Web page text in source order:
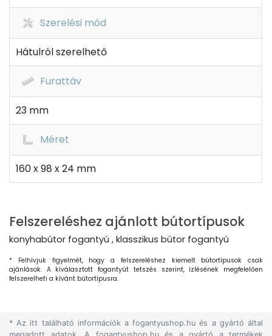
Szerelési mód
Hátulról szerelhető
Furattáv
23 mm
Méret
160 x 98 x 24 mm
Felszereléshez ajánlott bútortípusok
konyhabútor fogantyú , klasszikus bútor fogantyú
* Felhívjuk figyelmét, hogy a felszereléshez kiemelt bútortípusok csak
ajánlások. A kiválasztott fogantyút tetszés szerint, ízlésének megfelelően
felszerelheti a kívánt bútortípusra.
* Az itt található információk a fogantyushop.hu és a gyártó által